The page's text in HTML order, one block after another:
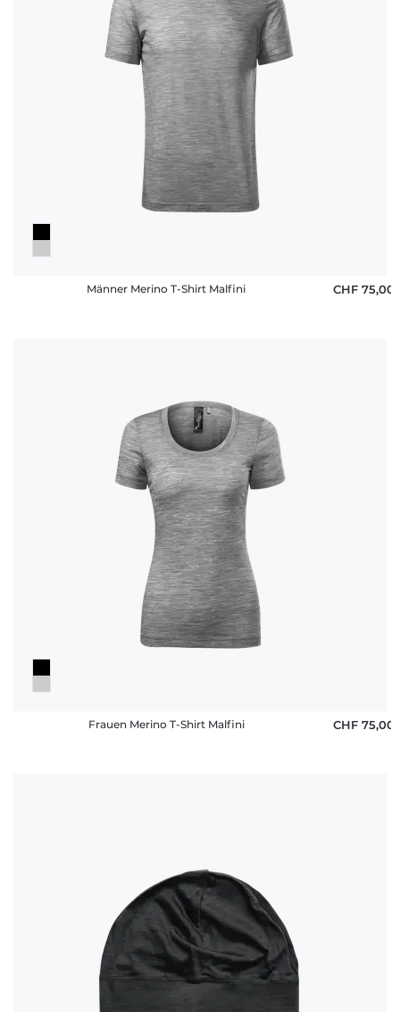
Männer Merino T-Shirt Malfini CHF 75,00
Frauen Merino T-Shirt Malfini CHF 75,00